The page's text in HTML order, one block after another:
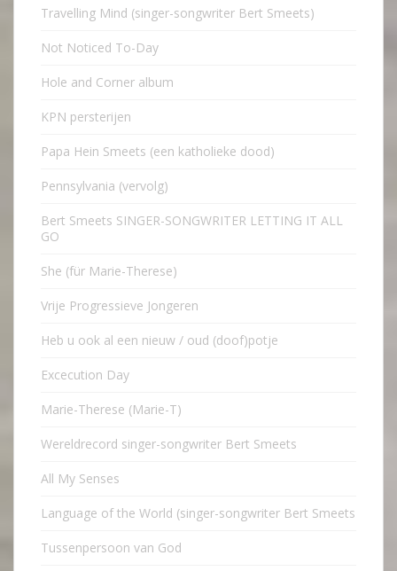
Travelling Mind (singer-songwriter Bert Smeets)
Not Noticed To-Day
Hole and Corner album
KPN persterijen
Papa Hein Smeets (een katholieke dood)
Pennsylvania (vervolg)
Bert Smeets SINGER-SONGWRITER LETTING IT ALL
GO
She (für Marie-Therese)
Vrije Progressieve Jongeren
Heb u ook al een nieuw / oud (doof)potje
Excecution Day
Marie-Therese (Marie-T)
Wereldrecord singer-songwriter Bert Smeets
All My Senses
Language of the World (singer-songwriter Bert Smeets
Tussenpersoon van God